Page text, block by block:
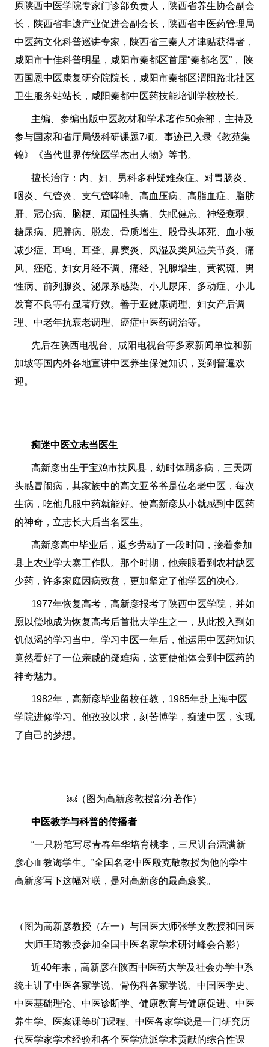
原陕西中医学院专家门诊部负责人，陕西省养生协会副会
长，陕西省非遗产业促进会副会长，陕西省中医药管理局
中医药文化科普巡讲专家，陕西省三秦人才津贴获得者，
咸阳市十佳科普明星，咸阳市秦都区首届“秦都名医”， 陕
西国恩中医康复研究院院长，咸阳市秦都区渭阳路北社区
卫生服务站站长，咸阳秦都中医药技能培训学校校长。
主编、参编出版中医教材和学术著作50余部，主持及
参与国家和省厅局级科研课题7项。事迹已入录《教苑集
锦》《当代世界传统医学杰出人物》等书。
擅长治疗：内、妇、男科多种疑难杂症。对胃肠炎、
咽炎、气管炎、支气管哮喘、高血压病、高脂血症、脂肪
肝、冠心病、脑梗、顽固性头痛、失眠健忘、神经衰弱、
糖尿病、肥胖病、脱发、骨质增生、股骨头坏死、血小板
减少症、耳鸣、耳聋、鼻窦炎、风湿及类风湿关节炎、痛
风、痤疮、妇女月经不调、痛经、乳腺增生、黄褐斑、男
性病、前列腺炎、泌尿系感染、小儿尿床、多动症、小儿
发育不良等有显著疗效。善于亚健康调理、妇女产后调
理、中老年抗衰老调理、癌症中医药调治等。
先后在陕西电视台、咸阳电视台等多家新闻单位和新
加坡等国内外各地宣讲中医养生保健知识，受到普遍欢
迎。
痴迷中医立志当医生
高新彦出生于宝鸡市扶风县，幼时体弱多病，三天两
头感冒闹病，其家族中的高文亚爷爷是位名老中医，每次
生病，吃他几服中药就能好。使高新彦从小就感到中医药
的神奇，立志长大后当名医生。
高新彦高中毕业后，返乡劳动了一段时间，接着参加
县上农业学大寨工作队。那个时期，他亲眼看到农村缺医
少药，许多家庭因病致贫，更加坚定了他学医的决心。
1977年恢复高考，高新彦报考了陕西中医学院，并如
愿以偿地成为恢复高考后首批大学生之一，从此投入到如
饥似渴的学习当中。学习中医一年后，他运用中医药知识
竟然看好了一位亲戚的疑难病，这更使他体会到中医药的
神奇魅力。
1982年，高新彦毕业留校任教，1985年赴上海中医
学院进修学习。他孜孜以求，刻苦博学，痴迷中医，实现
了自己的梦想。
￼（图为高新彦教授部分著作）
中医教学与科普的传播者
“一只粉笔写尽青春年华培育桃李，三尺讲台洒满新
彦心血教诲学生。”全国名老中医殷克敬教授为他的学生
高新彦写下这幅对联，是对高新彦的最高褒奖。
（图为高新彦教授（左一）与国医大师张学文教授和国医
大师王琦教授参加全国中医名家学术研讨峰会合影）
近40年来，高新彦在陕西中医药大学及社会办学中系
统主讲了中医各家学说、骨伤科各家学说、中国医学史、
中医基础理论、中医诊断学、健康教育与健康促进、中医
养生学、医案课等8门课程。中医各家学说是一门研究历
代医学家学术经验和各个医学流派学术贡献的综合性课